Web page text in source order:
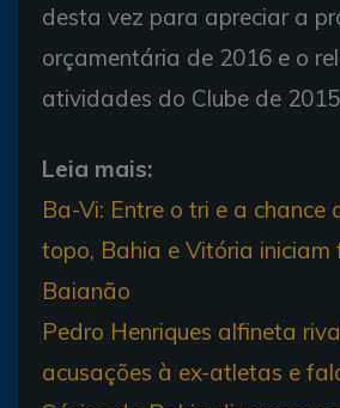
desta vez para apreciar a
orçamentária de 2016 e o
atividades do Clube de
Leia mais:
Ba-Vi: Entre o tri e a chance
topo, Bahia e Vitória iniciam
Baianão
Pedro Henriques alfineta
acusações à ex-atletas e